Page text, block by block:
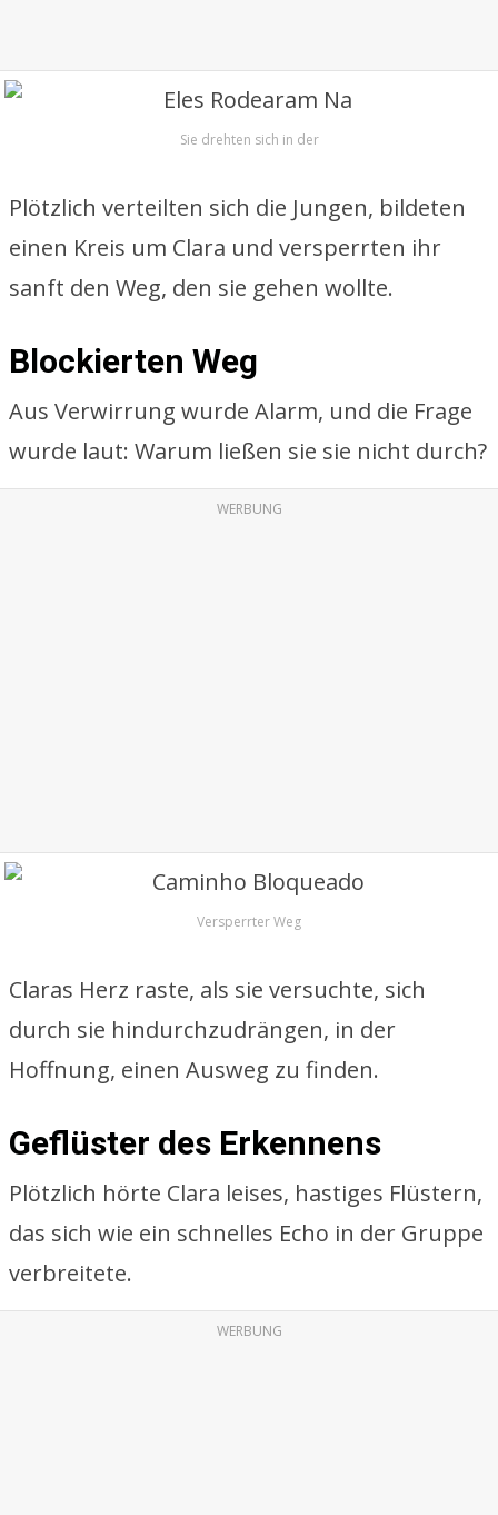
Sie drehten sich in der
Plötzlich verteilten sich die Jungen, bildeten
einen Kreis um Clara und versperrten ihr
sanft den Weg, den sie gehen wollte.
Blockierten Weg
Aus Verwirrung wurde Alarm, und die Frage
wurde laut: Warum ließen sie sie nicht durch?
WERBUNG
Versperrter Weg
Claras Herz raste, als sie versuchte, sich
durch sie hindurchzudrängen, in der
Hoffnung, einen Ausweg zu finden.
Geflüster des Erkennens
Plötzlich hörte Clara leises, hastiges Flüstern,
das sich wie ein schnelles Echo in der Gruppe
verbreitete.
WERBUNG